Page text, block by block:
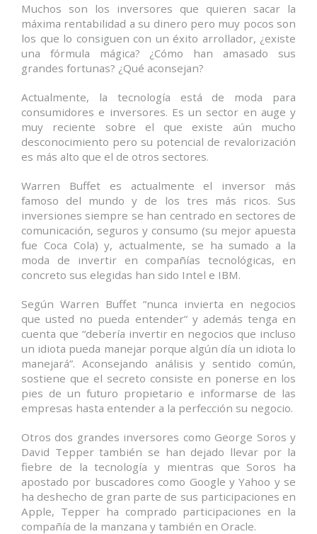
Muchos son los inversores que quieren sacar la
máxima rentabilidad a su dinero pero muy pocos son
los que lo consiguen con un éxito arrollador, ¿existe
una fórmula mágica? ¿Cómo han amasado sus
grandes fortunas? ¿Qué aconsejan?
Actualmente, la tecnología está de moda para
consumidores e inversores. Es un sector en auge y
muy reciente sobre el que existe aún mucho
desconocimiento pero su potencial de revalorización
es más alto que el de otros sectores.
Warren Buffet es actualmente el inversor más
famoso del mundo y de los tres más ricos. Sus
inversiones siempre se han centrado en sectores de
comunicación, seguros y consumo (su mejor apuesta
fue Coca Cola) y, actualmente, se ha sumado a la
moda de invertir en compañías tecnológicas, en
concreto sus elegidas han sido Intel e IBM.
Según Warren Buffet “nunca invierta en negocios
que usted no pueda entender” y además tenga en
cuenta que “debería invertir en negocios que incluso
un idiota pueda manejar porque algún día un idiota lo
manejará”. Aconsejando análisis y sentido común,
sostiene que el secreto consiste en ponerse en los
pies de un futuro propietario e informarse de las
empresas hasta entender a la perfección su negocio.
Otros dos grandes inversores como George Soros y
David Tepper también se han dejado llevar por la
fiebre de la tecnología y mientras que Soros ha
apostado por buscadores como Google y Yahoo y se
ha deshecho de gran parte de sus participaciones en
Apple, Tepper ha comprado participaciones en la
compañía de la manzana y también en Oracle.